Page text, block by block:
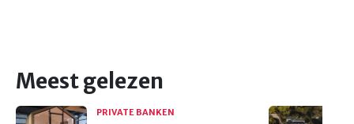
Meest gelezen
PRIVATE BANKEN